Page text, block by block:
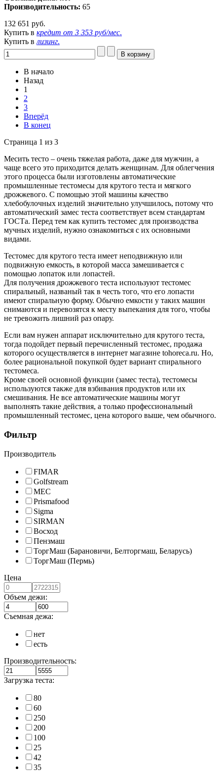
Производительность: 65
132 651 руб.
Купить в кредит от 3 353 руб/мес.
Купить в лизинг.
В начало
Назад
1
2
3
Вперёд
В конец
Страница 1 из 3
Месить тесто – очень тяжелая работа, даже для мужчин, а
чаще всего это приходится делать женщинам. Для облегчения
этого процесса были изготовлены автоматические
промышленные тестомесы для крутого теста и мягкого
дрожжевого. С помощью этой машины качество
хлебобулочных изделий значительно улучшилось, потому что
автоматический замес теста соответствует всем стандартам
ГОСТа. Перед тем как купить тестомес для производства
мучных изделий, нужно ознакомиться с их основными
видами.
Тестомес для крутого теста имеет неподвижную или
подвижную емкость, в которой масса замешивается с
помощью лопаток или лопастей.
Для получения дрожжевого теста используют тестомес
спиральный, названый так в честь того, что его лопасти
имеют спиральную форму. Обычно емкости у таких машин
снимаются и перевозятся к месту выпекания для того, чтобы
не тревожить лишний раз опару.
Если вам нужен аппарат исключительно для крутого теста,
тогда подойдет первый перечисленный тестомес, продажа
которого осуществляется в интернет магазине tohoreca.ru. Но,
более рациональной покупкой будет вариант спирального
тестомеса.
Кроме своей основной функции (замес теста), тестомесы
используются также для взбивания продуктов или их
смешивания. Не все автоматические машины могут
выполнять такие действия, а только профессиональный
промышленный тестомес, цена которого выше, чем обычного.
Фильтр
Производитель
FIMAR
Golfstream
MEC
Prismafood
Sigma
SIRMAN
Восход
Пензмаш
ТоргМаш (Барановичи, Белторгмаш, Беларусь)
ТоргМаш (Пермь)
Цена
Объем дежи:
Съемная дежа:
нет
есть
Производительность:
Загрузка теста:
80
60
250
200
100
25
42
35